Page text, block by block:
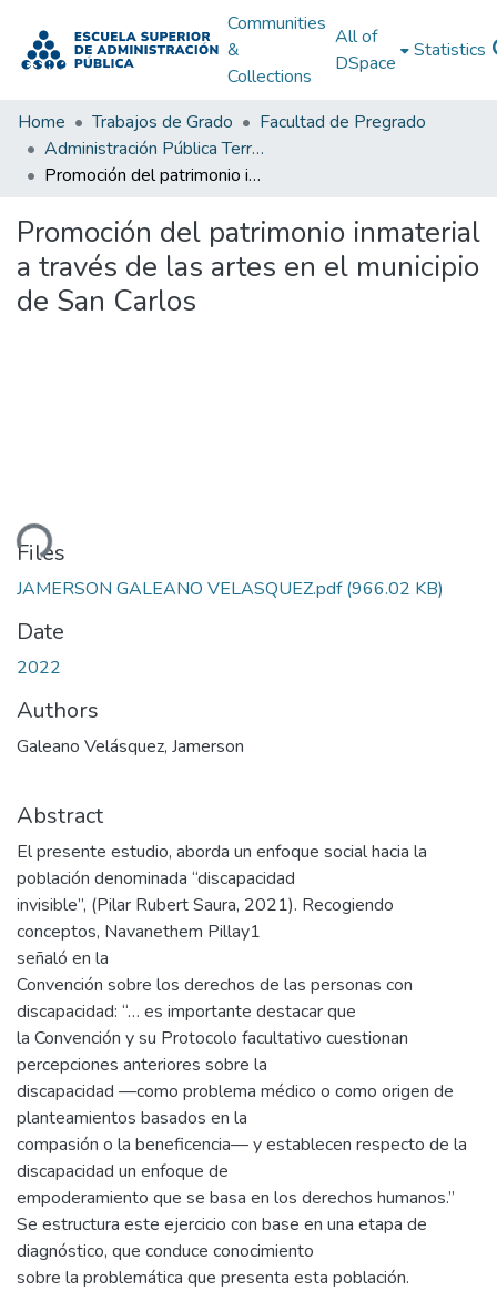
Communities
&
Collections
All of
DSpace
Statistics
Home Trabajos de Grado
Facultad de Pregrado
Administración Pública Territorial (APT)
Promoción del patrimonio inmaterial a través de las artes en el municipio de San Carlos
Promoción del patrimonio inmaterial
a través de las artes en el municipio
de San Carlos
Files
JAMERSON GALEANO VELASQUEZ.pdf(966.02 KB)
Date
2022
Authors
Galeano Velásquez, Jamerson
Abstract
El presente estudio, aborda un enfoque social hacia la
población denominada “discapacidad
invisible”, (Pilar Rubert Saura, 2021). Recogiendo
conceptos, Navanethem Pillay1
señaló en la
Convención sobre los derechos de las personas con
discapacidad: “… es importante destacar que
la Convención y su Protocolo facultativo cuestionan
percepciones anteriores sobre la
discapacidad —como problema médico o como origen de
planteamientos basados en la
compasión o la beneficencia— y establecen respecto de la
discapacidad un enfoque de
empoderamiento que se basa en los derechos humanos.”
Se estructura este ejercicio con base en una etapa de
diagnóstico, que conduce conocimiento
sobre la problemática que presenta esta población.